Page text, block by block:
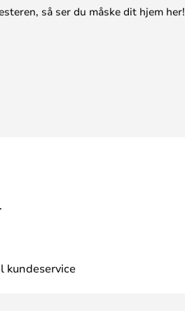
så ser du måske dit hjem her!
kundeservice